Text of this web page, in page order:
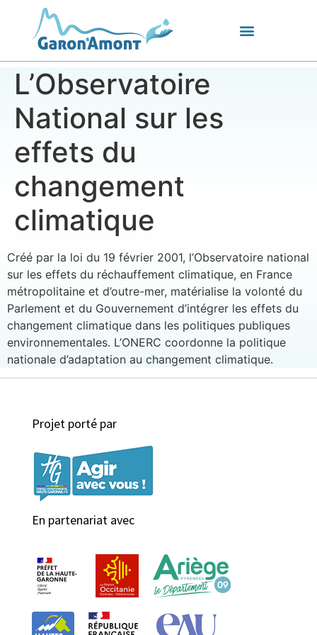
L’Observatoire
National sur les
effets du
changement
climatique
Créé par la loi du 19 février 2001, l’Observatoire national
sur les effets du réchauffement climatique, en France
métropolitaine et d’outre-mer, matérialise la volonté du
Parlement et du Gouvernement d’intégrer les effets du
changement climatique dans les politiques publiques
environnementales. L’ONERC coordonne la politique
nationale d’adaptation au changement climatique.
Projet porté par
En partenariat avec